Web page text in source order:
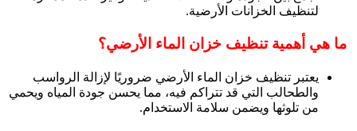
لتنظيف الخزانات الأرضية.
ما هي أهمية تنظيف خزان الماء الأرضي؟
يعتبر تنظيف خزان الماء الأرضي ضروريًا لإزالة الرواسب
والطحالب التي قد تتراكم فيه، مما يحسن جودة المياه ويحمي
من تلوثها ويضمن سلامة الاستخدام.